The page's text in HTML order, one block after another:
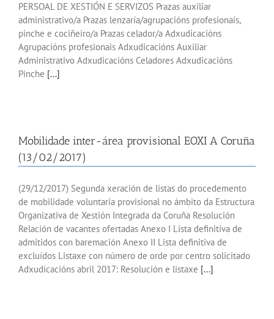
PERSOAL DE XESTIÓN E SERVIZOS Prazas auxiliar
administrativo/a Prazas lenzaría/agrupacións profesionais,
pinche e cociñeiro/a Prazas celador/a Adxudicacións
Agrupacións profesionais Adxudicacións Auxiliar
Administrativo Adxudicacións Celadores Adxudicacións
Pinche [...]
Mobilidade inter-área provisional EOXI A Coruña
(13/02/2017)
(29/12/2017) Segunda xeración de listas do procedemento
de mobilidade voluntaria provisional no ámbito da Estructura
Organizativa de Xestión Integrada da Coruña Resolución
Relación de vacantes ofertadas Anexo I Lista definitiva de
admitidos con baremación Anexo II Lista definitiva de
excluídos Listaxe con número de orde por centro solicitado
Adxudicacións abril 2017: Resolución e listaxe [...]